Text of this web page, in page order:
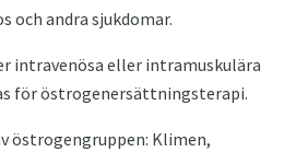
och andra sjukdomar.
intravenösa eller intramuskulära
för östrogenersättningsterapi.
östrogengruppen: Klimen,